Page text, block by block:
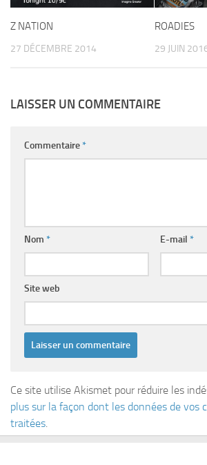
Z NATION
27 DÉCEMBRE 2014
ROADIES
29 JUIN
LAISSER UN COMMENTAIRE
Commentaire*
Nom * E-mail *
Site web
Ce site utilise Akismet pour réduire les
plus sur la façon dont les données de vos
traitées.